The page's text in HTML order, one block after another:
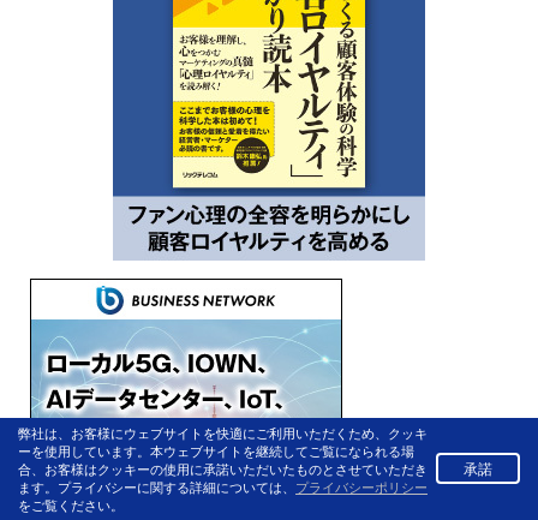
弊社は、お客様にウェブサイトを快適にご利用いただくため、クッキ
ーを使用しています。本ウェブサイトを継続してご覧になられる場
合、お客様はクッキーの使用に承諾いただいたものとさせていただき
ます。プライバシーに関する詳細については、 プライバシーポリシー
をご覧ください。
承諾